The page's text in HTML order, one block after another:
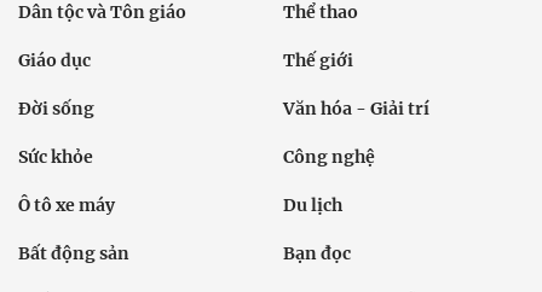
Dân tộc và Tôn giáo Thể thao
Giáo dục Thế giới
Đời sống Văn hóa - Giải trí
Sức khỏe Công nghệ
Ô tô xe máy Du lịch
Bất động sản Bạn đọc